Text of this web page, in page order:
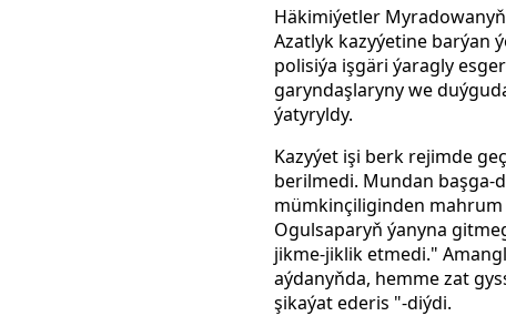
Häkimiýetler
Azatlyk kazyýetine barýan
polisiýa işgäri ýaragly
garyndaşlaryny we
ýatyryldy.
Kazyýet işi berk rejimde
berilmedi. Mundan başga-
mümkinçiliginden mahrum
Ogulsaparyň ýanyna
jikme-jiklik etmedi."
aýdanyňda, hemme zat
şikaýat ederis "-diýdi.